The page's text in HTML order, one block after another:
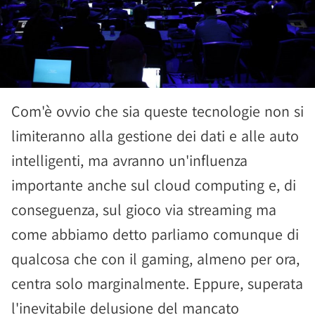
Com'è ovvio che sia queste tecnologie non si
limiteranno alla gestione dei dati e alle auto
intelligenti, ma avranno un'influenza
importante anche sul cloud computing e, di
conseguenza, sul gioco via streaming ma
come abbiamo detto parliamo comunque di
qualcosa che con il gaming, almeno per ora,
centra solo marginalmente. Eppure, superata
l'inevitabile delusione del mancato